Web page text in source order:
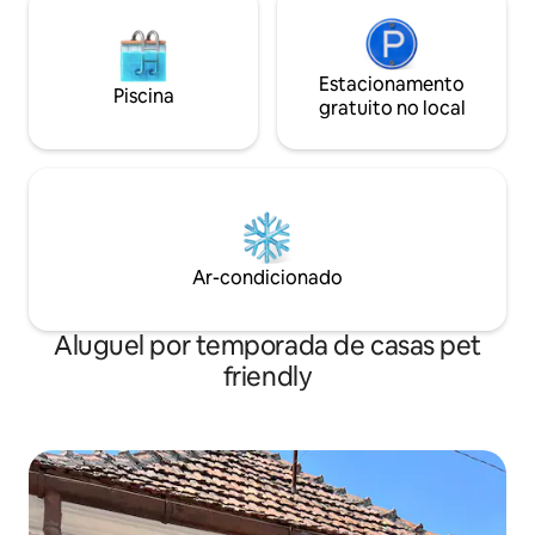
Piscina
Estacionamento
gratuito no local
Ar-condicionado
Aluguel por temporada de casas pet
friendly